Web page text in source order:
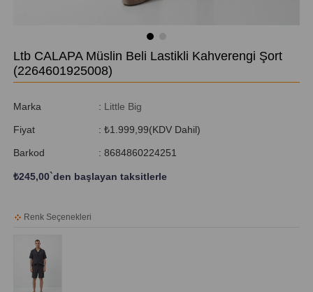
Ltb CALAPA Müslin Beli Lastikli Kahverengi Şort
(2264601925008)
Marka : Little Big
Fiyat : ₺1.999,99(KDV Dahil)
Barkod : 8684860224251
₺245,00`den başlayan taksitlerle
Renk Seçenekleri